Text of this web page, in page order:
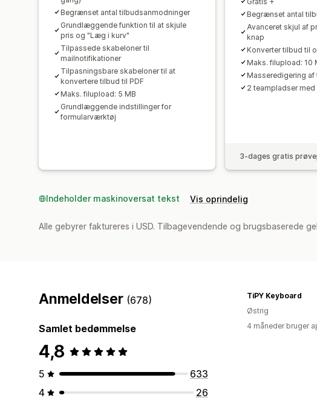
Begrænset antal tilbudsanmodninger
Grundlæggende funktion til at skjule
pris og "Læg i kurv"
Tilpassede skabeloner til
mailnotifikationer
Tilpasningsbare skabeloner til at
konvertere tilbud til PDF
Maks. filupload: 5 MB
Grundlæggende indstillinger for
formularværktøj
Begrænset antal
Avanceret skjul af
knap
Konverter tilbud til
Maks. filupload: 10
Masseredigering
2 teampladser
3-dages gratis
Indeholder maskinoversat tekst Vis oprindelig
Alle gebyrer faktureres i USD. Tilbagevendende og brugsbaserede
Anmeldelser (678)
Samlet bedømmelse
4,8
5
633
4
26
TiPY Keyboard
Østrig
4 måneder bruger